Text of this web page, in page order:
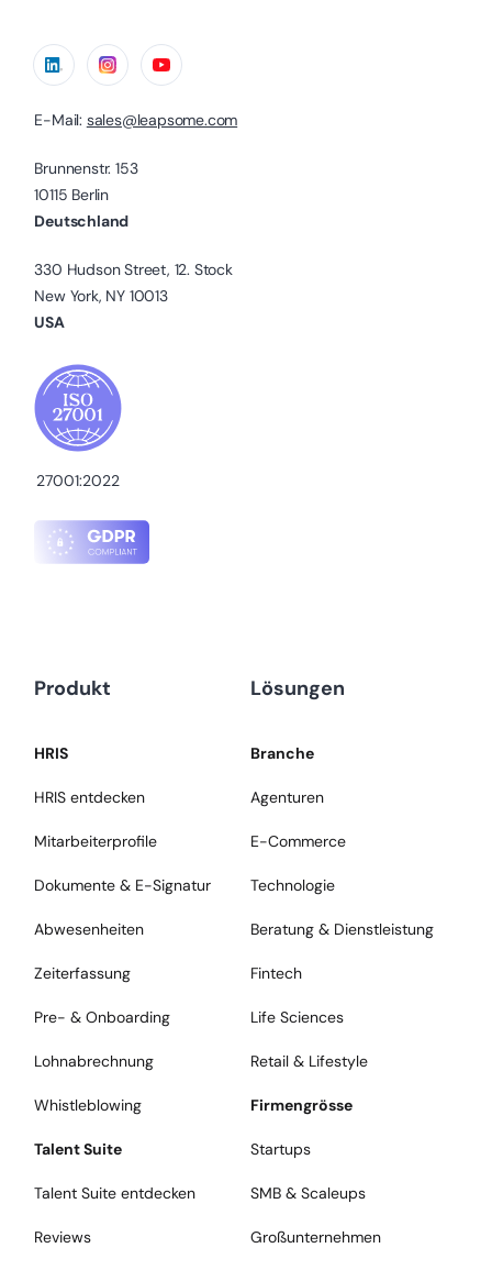
E-Mail: sales@leapsome.com
Brunnenstr. 153
10115 Berlin
Deutschland
330 Hudson Street, 12. Stock
New York, NY 10013
USA
27001:2022
Produkt
HRIS
HRIS entdecken
Mitarbeiterprofile
Dokumente & E-Signatur
Abwesenheiten
Zeiterfassung
Pre- & Onboarding
Lohnabrechnung
Whistleblowing
Talent Suite
Talent Suite entdecken
Reviews
Lösungen
Branche
Agenturen
E-Commerce
Technologie
Beratung & Dienstleistung
Fintech
Life Sciences
Retail & Lifestyle
Firmengrösse
Startups
SMB & Scaleups
Großunternehmen